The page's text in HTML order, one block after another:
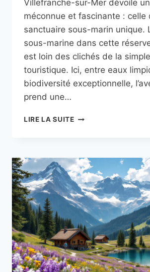
Villefranche-sur-Mer dévoile
méconnue et fascinante : celle
sanctuaire sous-marin unique.
sous-marine dans cette
est loin des clichés de la
touristique. Ici, entre eaux
biodiversité exceptionnelle,
prend une…
LIRE LA SUITEPLONGÉE
LA
RÉSERVE
DE
VILLEFRANCHE-
SUR-
MER